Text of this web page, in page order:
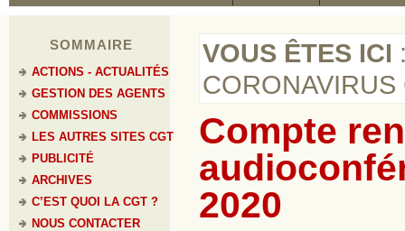
SOMMAIRE
ACTIONS - ACTUALITÉS
GESTION DES AGENTS
COMMISSIONS
LES AUTRES SITES CGT
PUBLICITÉ
ARCHIVES
C’EST QUOI LA CGT ?
NOUS CONTACTER
VOUS ÊTES ICI
Compte
2020